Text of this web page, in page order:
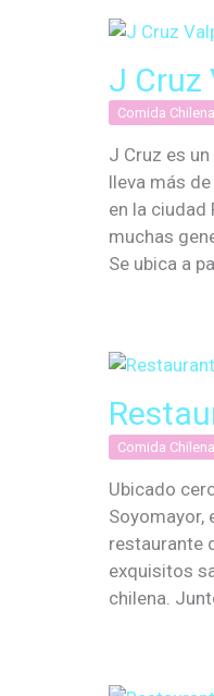
J Cruz
Comida Chilena
J Cruz es
lleva más
en la ciudad
muchas
Se ubica a
Comida Chilena
Ubicado
Soyomayor,
restaurante
exquisitos
chilena.